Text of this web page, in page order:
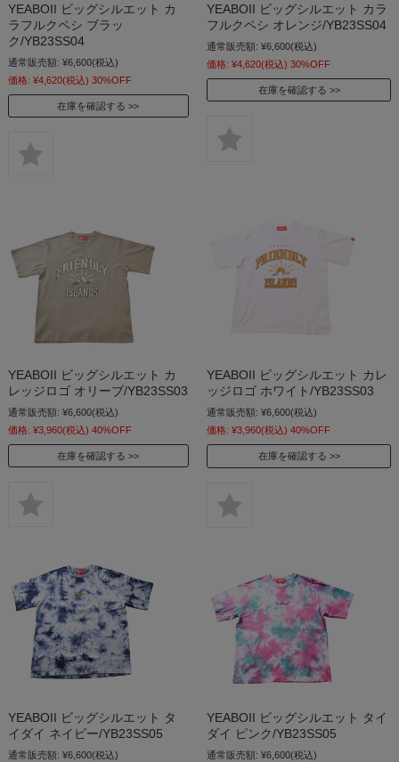
YEABOII ビッグシルエット カ
ラフルクペシ ブラッ
ク/YB23SS04
通常販売額: ¥6,600(税込)
価格: ¥4,620(税込) 30%OFF
在庫を確認する
YEABOII ビッグシルエット カラ
フルクペシ オレンジ/YB23SS04
通常販売額: ¥6,600(税込)
価格: ¥4,620(税込) 30%OFF
在庫を確認する
YEABOII ビッグシルエット カ
レッジロゴ オリーブ/YB23SS03
通常販売額: ¥6,600(税込)
価格: ¥3,960(税込) 40%OFF
在庫を確認する
YEABOII ビッグシルエット カレ
ッジロゴ ホワイト/YB23SS03
通常販売額: ¥6,600(税込)
価格: ¥3,960(税込) 40%OFF
在庫を確認する
YEABOII ビッグシルエット タ
イダイ ネイビー/YB23SS05
通常販売額: ¥6,600(税込)
YEABOII ビッグシルエット タイ
ダイ ピンク/YB23SS05
通常販売額: ¥6,600(税込)